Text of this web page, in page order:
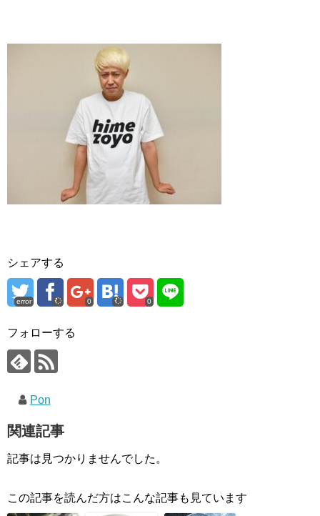
シェアする
error 0 0
フォローする
Pon
関連記事
記事は見つかりませんでした。
この記事を読んだ方はこんな記事も見ています